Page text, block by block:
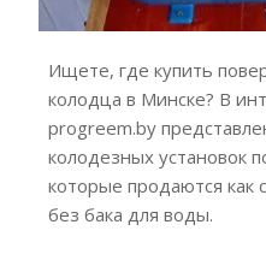
Ищете, где купить
колодца в Минске? В
progreem.by
колодезных установок
которые продаются как
без бака для воды.